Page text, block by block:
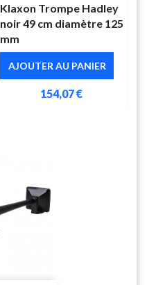
Klaxon Trompe Hadley
noir 49 cm diamètre 125
mm
AJOUTER AU PANIER
154,07 €